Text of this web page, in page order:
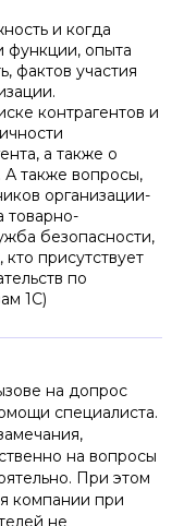
и когда
функции, опыта
фактов участия
контрагентов и
а также о
А также вопросы,
организации-
товарно-
безопасности,
присутствует
по
1С)
на допрос
специалиста.
на вопросы
При этом
компании при
не